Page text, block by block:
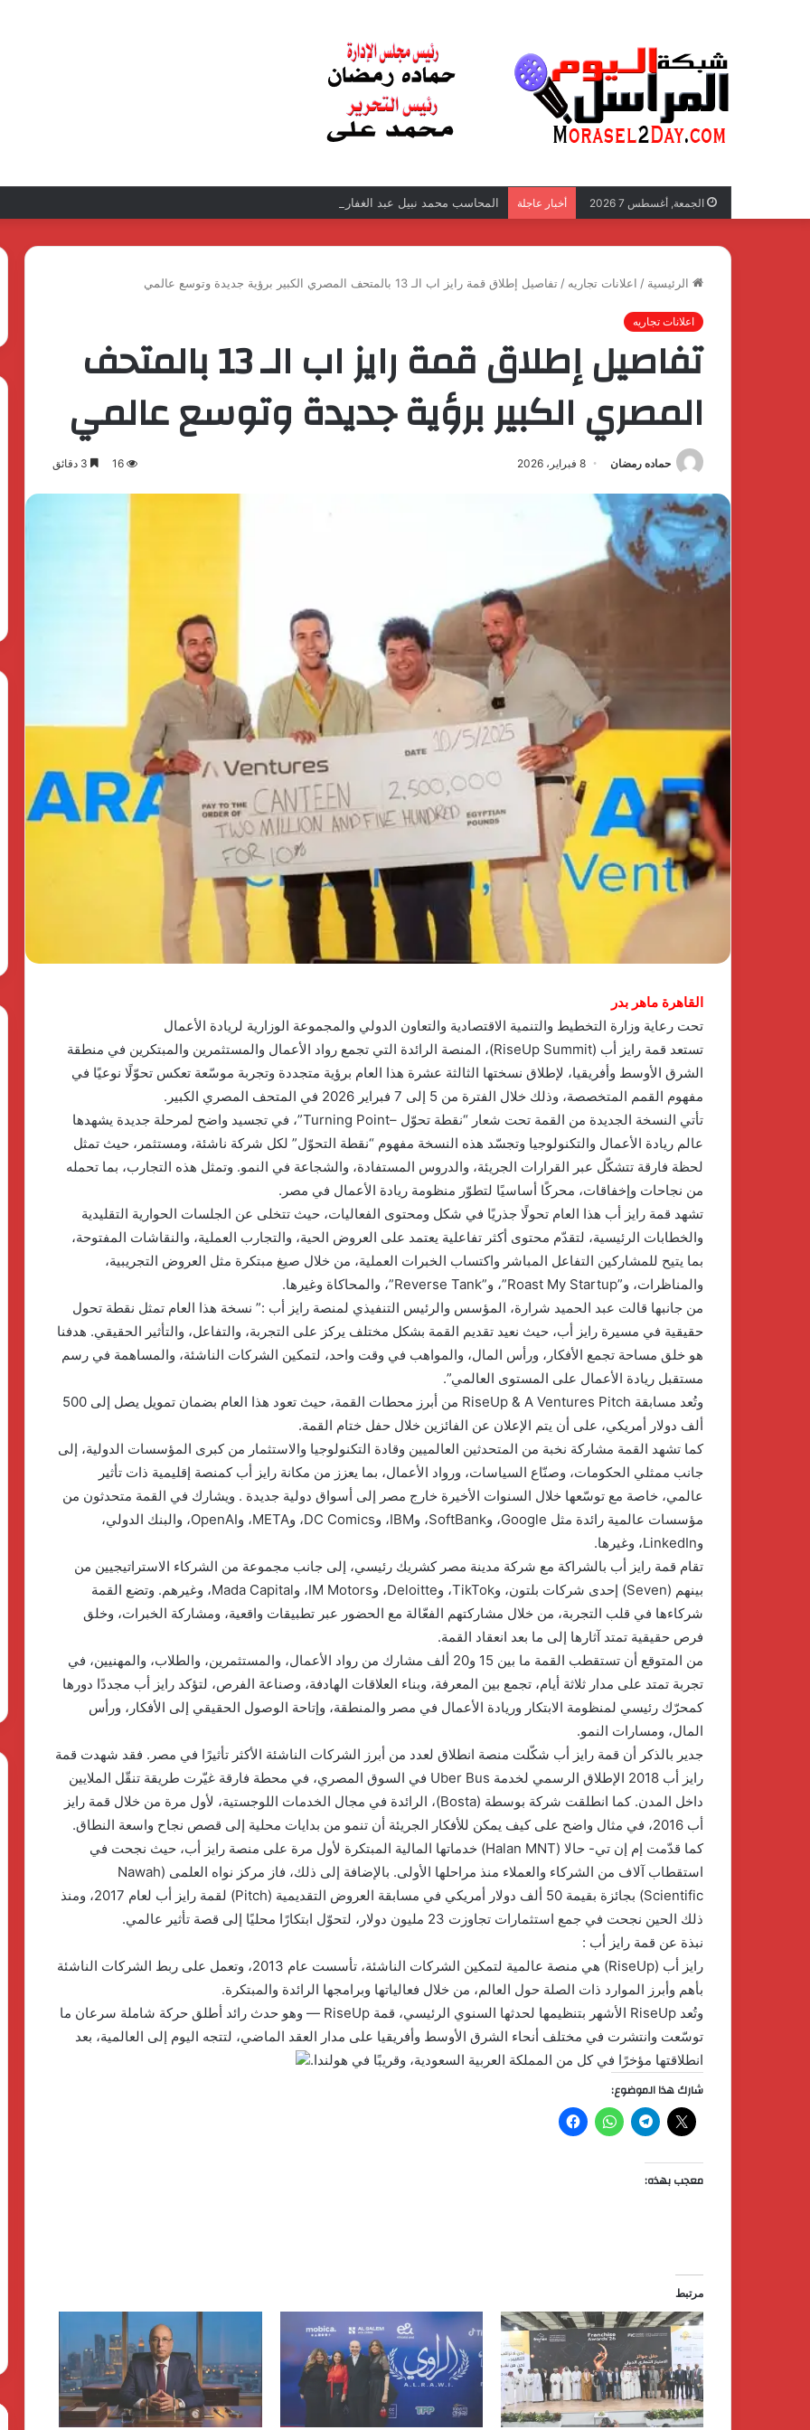
الجمعة, أغسطس 7 2026 أخبار عاجلة المحاسب محمد نبيل عبد الغفار فولي.. قيادة إدارية ناجحة على رأس فرع إيرادات طامية
الرئيسية / اعلانات تجاريه / تفاصيل إطلاق قمة رايز اب الـ 13 بالمتحف المصري الكبير برؤية جديدة وتوسع عالمي
اعلانات تجاريه
تفاصيل إطلاق قمة رايز اب الـ 13 بالمتحف
المصري الكبير برؤية جديدة وتوسع عالمي
حماده رمضان 8 فبراير، 2026 16
القاهرة ماهر بدر
تحت رعاية وزارة التخطيط والتنمية الاقتصادية والتعاون الدولي والمجموعة الوزارية لريادة الأعمال
تستعد قمة رايز أب (RiseUp Summit)، المنصة الرائدة التي تجمع رواد الأعمال والمستثمرين والمبتكرين في منطقة
الشرق الأوسط وأفريقيا، لإطلاق نسختها الثالثة عشرة هذا العام برؤية متجددة وتجربة موسّعة تعكس تحوّلًا نوعيًا في
مفهوم القمم المتخصصة، وذلك خلال الفترة من 5 إلى 7 فبراير 2026 في المتحف المصري الكبير.
تأتي النسخة الجديدة من القمة تحت شعار “نقطة تحوّل –Turning Point”، في تجسيد واضح لمرحلة جديدة يشهدها
عالم ريادة الأعمال والتكنولوجيا وتجسّد هذه النسخة مفهوم “نقطة التحوّل” لكل شركة ناشئة، ومستثمر، حيث تمثل
لحظة فارقة تتشكّل عبر القرارات الجريئة، والدروس المستفادة، والشجاعة في النمو. وتمثل هذه التجارب، بما تحمله
من نجاحات وإخفاقات، محركًا أساسيًا لتطوّر منظومة ريادة الأعمال في مصر.
تشهد قمة رايز أب هذا العام تحولًا جذريًا في شكل ومحتوى الفعاليات، حيث تتخلى عن الجلسات الحوارية التقليدية
والخطابات الرئيسية، لتقدّم محتوى أكثر تفاعلية يعتمد على العروض الحية، والتجارب العملية، والنقاشات المفتوحة،
بما يتيح للمشاركين التفاعل المباشر واكتساب الخبرات العملية، من خلال صيغ مبتكرة مثل العروض التجريبية،
والمناظرات، و”Roast My Startup”، و”Reverse Tank”، والمحاكاة وغيرها.
من جانبها قالت عبد الحميد شرارة، المؤسس والرئيس التنفيذي لمنصة رايز أب :” نسخة هذا العام تمثل نقطة تحول
حقيقية في مسيرة رايز أب، حيث نعيد تقديم القمة بشكل مختلف يركز على التجربة، والتفاعل، والتأثير الحقيقي. هدفنا
هو خلق مساحة تجمع الأفكار، ورأس المال، والمواهب في وقت واحد، لتمكين الشركات الناشئة، والمساهمة في رسم
مستقبل ريادة الأعمال على المستوى العالمي”.
وتُعد مسابقة RiseUp & A Ventures Pitch من أبرز محطات القمة، حيث تعود هذا العام بضمان تمويل يصل إلى 500
ألف دولار أمريكي، على أن يتم الإعلان عن الفائزين خلال حفل ختام القمة.
كما تشهد القمة مشاركة نخبة من المتحدثين العالميين وقادة التكنولوجيا والاستثمار من كبرى المؤسسات الدولية، إلى
جانب ممثلي الحكومات، وصنّاع السياسات، ورواد الأعمال، بما يعزز من مكانة رايز أب كمنصة إقليمية ذات تأثير
عالمي، خاصة مع توسّعها خلال السنوات الأخيرة خارج مصر إلى أسواق دولية جديدة . ويشارك في القمة متحدثون من
مؤسسات عالمية رائدة مثل Google، وSoftBank، وIBM، وDC Comics، وMETA، وOpenAI، والبنك الدولي،
وLinkedIn، وغيرها.
تقام قمة رايز أب بالشراكة مع شركة مدينة مصر كشريك رئيسي، إلى جانب مجموعة من الشركاء الاستراتيجيين من
بينهم (Seven) إحدى شركات بلتون، وTikTok، وDeloitte، وIM Motors، وMada Capital، وغيرهم. وتضع القمة
شركاءها في قلب التجربة، من خلال مشاركتهم الفعّالة مع الحضور عبر تطبيقات واقعية، ومشاركة الخبرات، وخلق
فرص حقيقية تمتد آثارها إلى ما بعد انعقاد القمة.
من المتوقع أن تستقطب القمة ما بين 15 و20 ألف مشارك من رواد الأعمال، والمستثمرين، والطلاب، والمهنيين، في
تجربة تمتد على مدار ثلاثة أيام، تجمع بين المعرفة، وبناء العلاقات الهادفة، وصناعة الفرص، لتؤكد رايز أب مجددًا دورها
كمحرّك رئيسي لمنظومة الابتكار وريادة الأعمال في مصر والمنطقة، وإتاحة الوصول الحقيقي إلى الأفكار، ورأس
المال، ومسارات النمو.
جدير بالذكر أن قمة رايز أب شكّلت منصة انطلاق لعدد من أبرز الشركات الناشئة الأكثر تأثيرًا في مصر. فقد شهدت قمة
رايز أب 2018 الإطلاق الرسمي لخدمة Uber Bus في السوق المصري، في محطة فارقة غيّرت طريقة تنقّل الملايين
داخل المدن. كما انطلقت شركة بوسطة (Bosta)، الرائدة في مجال الخدمات اللوجستية، لأول مرة من خلال قمة رايز
أب 2016، في مثال واضح على كيف يمكن للأفكار الجريئة أن تنمو من بدايات محلية إلى قصص نجاح واسعة النطاق.
كما قدّمت إم إن تي- حالا (Halan MNT) خدماتها المالية المبتكرة لأول مرة على منصة رايز أب، حيث نجحت في
استقطاب آلاف من الشركاء والعملاء منذ مراحلها الأولى. بالإضافة إلى ذلك، فاز مركز نواه العلمى (Nawah
Scientific) بجائزة بقيمة 50 ألف دولار أمريكي في مسابقة العروض التقديمية (Pitch) لقمة رايز أب لعام 2017، ومنذ
ذلك الحين نجحت في جمع استثمارات تجاوزت 23 مليون دولار، لتحوّل ابتكارًا محليًا إلى قصة تأثير عالمي.
نبذة عن قمة رايز أب :
رايز أب (RiseUp) هي منصة عالمية لتمكين الشركات الناشئة، تأسست عام 2013، وتعمل على ربط الشركات الناشئة
بأهم وأبرز الموارد ذات الصلة حول العالم، من خلال فعالياتها وبرامجها الرائدة والمبتكرة.
وتُعد RiseUp الأشهر بتنظيمها لحدثها السنوي الرئيسي، قمة RiseUp — وهو حدث رائد أطلق حركة شاملة سرعان ما
توسّعت وانتشرت في مختلف أنحاء الشرق الأوسط وأفريقيا على مدار العقد الماضي، لتتجه اليوم إلى العالمية، بعد
انطلاقتها مؤخرًا في كل من المملكة العربية السعودية، وقريبًا في هولندا.
شارك هذا الموضوع:
معجب بهذه:
مرتبط
نوفوتيل تحتفل بعامٍ من الالتزام بحماية
اكتشف الفخامة والهدوء في
كومباوند نسيم بالشيخ زايد أحدث
مشروعات شركة جولدن لاند
The
First
Group
وPulse
توقعان
شراكة
استراتيجية
لإطلاق
منصة
متكاملة
لتطوير
الضيافة
في
مصر
منذ 4 أسابيع
The First Group وPulse
Developments توقعان شراكة
استراتيجية لإطلاق منصة متكاملة
لتطوير وتشغيل مشاريع الضيافة في
مصر
بدعم
الدولة
المصرية
وأهدافها
للتنمية..
«دالتكس»
تطلق
نموذجًا
جديدًا
للتعليم
الفني
الزراعي
23 مايو، 2026
بدعم الدولة المصرية وأهدافها
للتنمية.. «دالتكس» تطلق نموذجًا
جديدًا للتعليم الفني الزراعي
كردان